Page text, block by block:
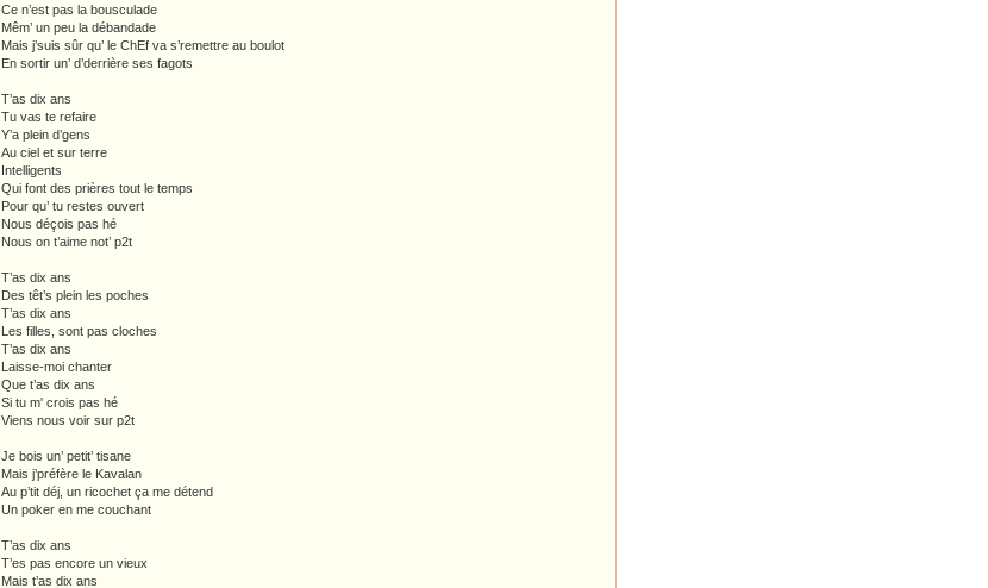
Ce n’est pas la bousculade
Mêm’ un peu la débandade
Mais j’suis sûr qu’ le ChEf va s’remettre au boulot
En sortir un’ d’derrière ses fagots
T’as dix ans
Tu vas te refaire
Y’a plein d’gens
Au ciel et sur terre
Intelligents
Qui font des prières tout le temps
Pour qu’ tu restes ouvert
Nous déçois pas hé
Nous on t’aime not’ p2t
T’as dix ans
Des têt’s plein les poches
T’as dix ans
Les filles, sont pas cloches
T’as dix ans
Laisse-moi chanter
Que t’as dix ans
Si tu m' crois pas hé
Viens nous voir sur p2t
Je bois un’ petit’ tisane
Mais j’préfère le Kavalan
Au p’tit déj, un ricochet ça me détend
Un poker en me couchant
T’as dix ans
T’es pas encore un vieux
Mais t’as dix ans